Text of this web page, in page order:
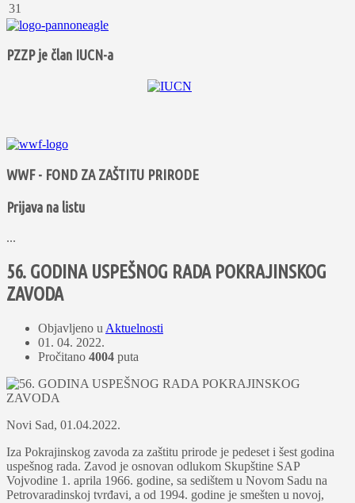
31
PZZP je član IUCN-a
WWF - FOND ZA ZAŠTITU PRIRODE
Prijava na listu
...
56. GODINA USPEŠNOG RADA POKRAJINSKOG
ZAVODA
Objavljeno u Aktuelnosti
01. 04. 2022.
Pročitano 4004 puta
Novi Sad, 01.04.2022.
Iza Pokrajinskog zavoda za zaštitu prirode je pedeset i šest godina
uspešnog rada. Zavod je osnovan odlukom Skupštine SAP
Vojvodine 1. aprila 1966. godine, sa sedištem u Novom Sadu na
Petrovaradinskoj tvrđavi, a od 1994. godine je smešten u novoj,